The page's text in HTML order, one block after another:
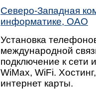
Северо-Западная
информатике, ОАО
Установка
международной
подключение к сети
WiMax, WiFi.
интернет карты.